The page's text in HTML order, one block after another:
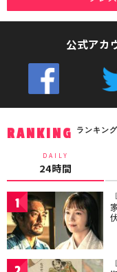
公式アカ
RANKING ランキング
DAILY
24時間
1